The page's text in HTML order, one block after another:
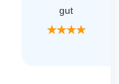
gut
★★★★